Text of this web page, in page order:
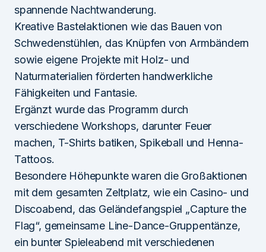
spannende Nachtwanderung.
Kreative Bastelaktionen wie das Bauen von
Schwedenstühlen, das Knüpfen von Armbändern
sowie eigene Projekte mit Holz- und
Naturmaterialien förderten handwerkliche
Fähigkeiten und Fantasie.
Ergänzt wurde das Programm durch
verschiedene Workshops, darunter Feuer
machen, T-Shirts batiken, Spikeball und Henna-
Tattoos.
Besondere Höhepunkte waren die Großaktionen
mit dem gesamten Zeltplatz, wie ein Casino- und
Discoabend, das Geländefangspiel „Capture the
Flag“, gemeinsame Line-Dance-Gruppentänze,
ein bunter Spieleabend mit verschiedenen